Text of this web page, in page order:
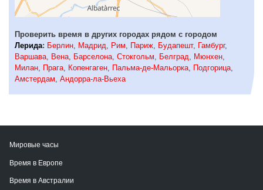
Проверить время в других городах рядом с городом
Лерида: Берлин Мадрид Рим Париж Будапешт, Гамбург,
Варшава
Вена Барселона Стокгольм Белград Мюнхен
Милан
Прага Копенгаген Пальма-де-Мальорка Подгорица
Амстердам Андорра-ла-Вьеха
Мировые часы
Время в Европе
Время в Австралии